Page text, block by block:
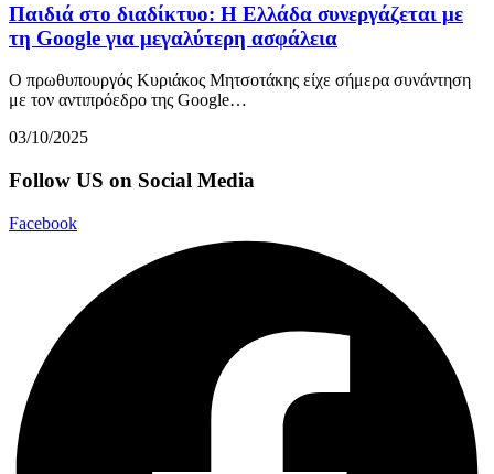
Παιδιά στο διαδίκτυο: Η Ελλάδα συνεργάζεται με
τη Google για μεγαλύτερη ασφάλεια
Ο πρωθυπουργός Κυριάκος Μητσοτάκης είχε σήμερα συνάντηση
με τον αντιπρόεδρο της Google…
03/10/2025
Follow US on Social Media
Facebook